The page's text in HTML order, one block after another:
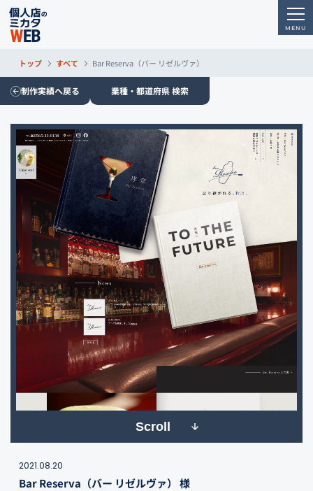
トップ すべて Bar Reserva（バー リゼルヴァ）
制作実績へ戻る 業種・都道府県 検索
Scroll
2021.08.20
Bar Reserva（バー リゼルヴァ） 様